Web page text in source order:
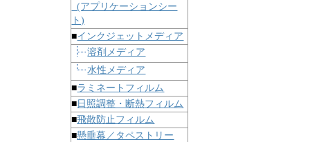
(アプリケーションシー
ト)
■インクジェットメディア
溶剤メディア
水性メディア
■ラミネートフィルム
■ 日照調整・断熱フィルム
■飛散防止フィルム
■懸垂幕／タペストリー